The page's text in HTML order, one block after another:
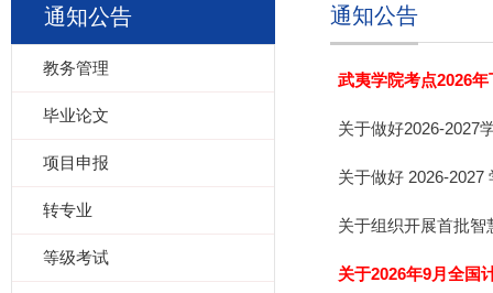
通知公告
教务管理
毕业论文
项目申报
转专业
等级考试
通知公告
武夷学院考点2026
关于做好2026-2027
关于做好 2026-
关于组织开展首批
关于2026年9月全国